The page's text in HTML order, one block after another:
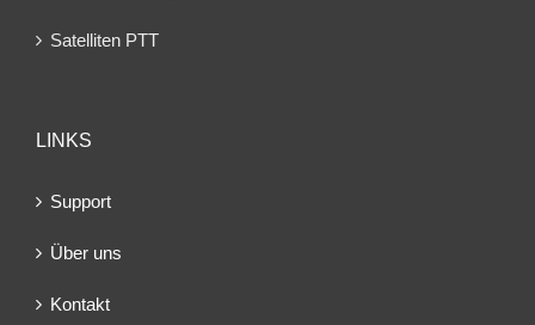
Satelliten PTT
LINKS
Support
Über uns
Kontakt